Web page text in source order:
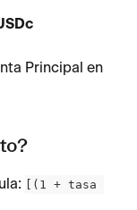
Principal en
[(1 + tasa